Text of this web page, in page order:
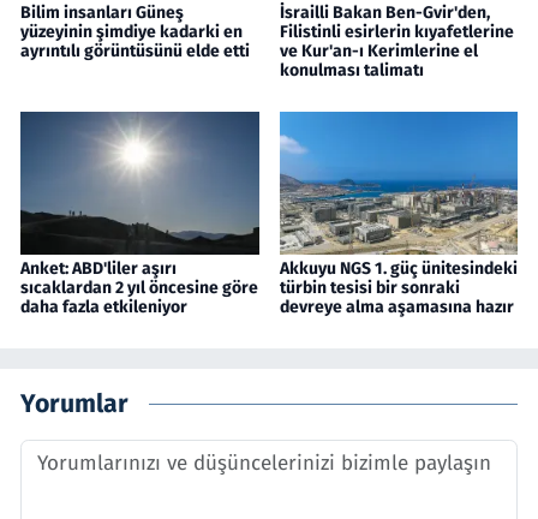
Bilim insanları Güneş
yüzeyinin şimdiye kadarki en
ayrıntılı görüntüsünü elde etti
İsrailli Bakan Ben-Gvir'den,
Filistinli esirlerin kıyafetlerine
ve Kur'an-ı Kerimlerine el
konulması talimatı
Anket: ABD'liler aşırı
sıcaklardan 2 yıl öncesine göre
daha fazla etkileniyor
Akkuyu NGS 1. güç ünitesindeki
türbin tesisi bir sonraki
devreye alma aşamasına hazır
Yorumlar